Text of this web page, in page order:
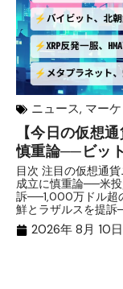
ニュース, マー
【今日の仮想
慎重論──ビッ
目次 注目の仮想通
成立に慎重論──米
訴──1,000万ドル超
鮮とラザルスを提訴
2026年 8月 10日